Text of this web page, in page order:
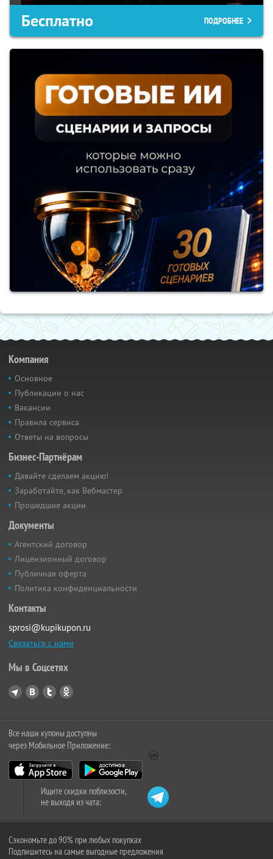
Бесплатно ПОДРОБНЕЕ
Компания
Основное
Публикации о нас
Вакансии
Правила сервиса
Ответы на вопросы
Бизнес-Партнёрам
Давайте сделаем акцию!
Заработайте, как Вебмастер
Прошедшие акции
Документы
Агентский договор
Лицензионный договор
Публичная оферта
Политика конфиденциальности
Контакты
sprosi@kupikupon.ru
Связаться с нами
Мы в Соцсетях
Все наши купоны доступны
через Мобильное Приложение:
Ищите скидки поблизости,
не выходя из чата:
Сэкономьте до 90% при любых покупках
Подпишитесь на самые выгодные предложения